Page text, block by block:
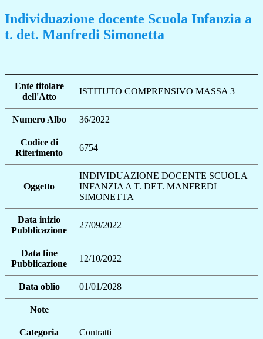
Individuazione docente Scuola Infanzia a
t. det. Manfredi Simonetta
Ente titolare
dell'Atto
ISTITUTO COMPRENSIVO MASSA 3
Numero Albo 36/2022
Codice di
Riferimento
6754
Oggetto
INDIVIDUAZIONE DOCENTE SCUOLA
INFANZIA A T. DET. MANFREDI
SIMONETTA
Data inizio
Pubblicazione
27/09/2022
Data fine
Pubblicazione
12/10/2022
Data oblio 01/01/2028
Note
Categoria Contratti